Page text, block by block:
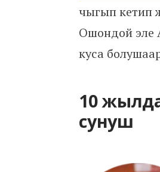
чыгып кетип
Ошондой эле
куса
10
сунуш